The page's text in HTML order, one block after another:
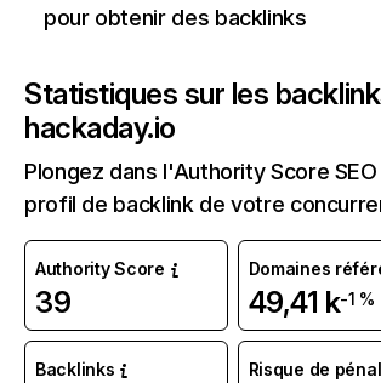
pour obtenir des backlinks
Statistiques sur les
hackaday.io
Plongez dans l'Authority Score
profil de backlink de votre
Authority Score
39
Domaines
49,41 k-1 %
Backlinks
Risque de